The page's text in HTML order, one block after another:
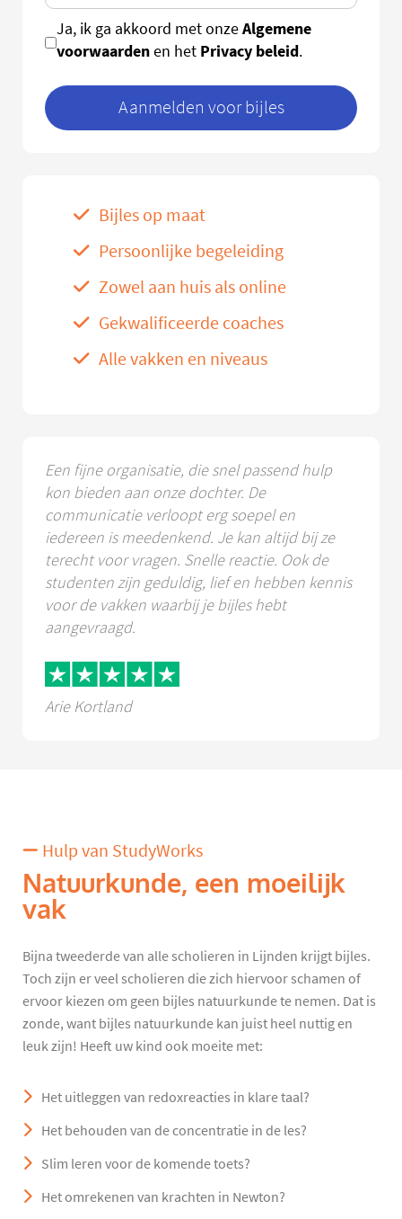
Ja, ik ga akkoord met onzeAlgemene
voorwaardenen het Privacy beleid.
Aanmelden voor bijles
Bijles op maat
Persoonlijke begeleiding
Zowel aan huis als online
Gekwalificeerde coaches
Alle vakken en niveaus
Een fijne organisatie, die snel passend hulp
kon bieden aan onze dochter. De
communicatie verloopt erg soepel en
iedereen is meedenkend. Je kan altijd bij ze
terecht voor vragen. Snelle reactie. Ook de
studenten zijn geduldig, lief en hebben kennis
voor de vakken waarbij je bijles hebt
aangevraagd.
Arie Kortland
Hulp van StudyWorks
Natuurkunde, een moeilijk
vak
Bijna tweederde van alle scholieren in Lijnden krijgt bijles.
Toch zijn er veel scholieren die zich hiervoor schamen of
ervoor kiezen om geen bijles natuurkunde te nemen. Dat is
zonde, want bijles natuurkunde kan juist heel nuttig en
leuk zijn! Heeft uw kind ook moeite met:
Het uitleggen van redoxreacties in klare taal?
Het behouden van de concentratie in de les?
Slim leren voor de komende toets?
Het omrekenen van krachten in Newton?